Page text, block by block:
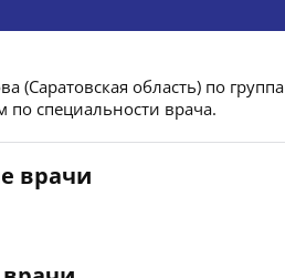
(Саратовская область) по
по специальности врача.
врачи